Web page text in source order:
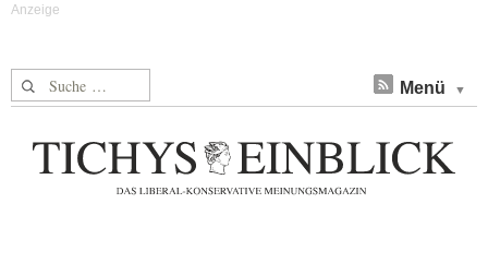
Suche nach: Menü